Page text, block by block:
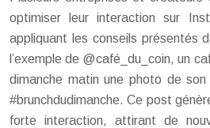
optimiser leur interaction sur
appliquant les conseils présentés
l’exemple de @café_du_coin, un
dimanche matin une photo de
#brunchdudimanche. Ce post
forte interaction, attirant de